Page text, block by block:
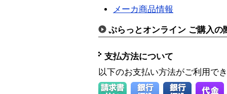
メーカ商品情報
ぷらっとオンライン ご購入の
支払方法について
以下のお支払い方法がご利用で